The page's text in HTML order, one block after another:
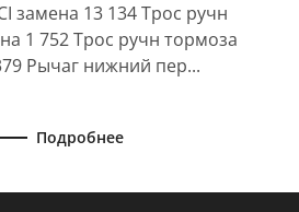
замена 13 134 Трос ручн
1 752 Трос ручн тормоза
Рычаг нижний пер...
Подробнее